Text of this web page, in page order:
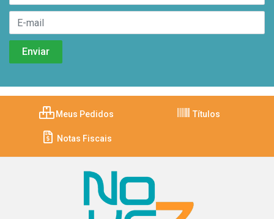
Meus Pedidos Títulos
Notas Fiscais